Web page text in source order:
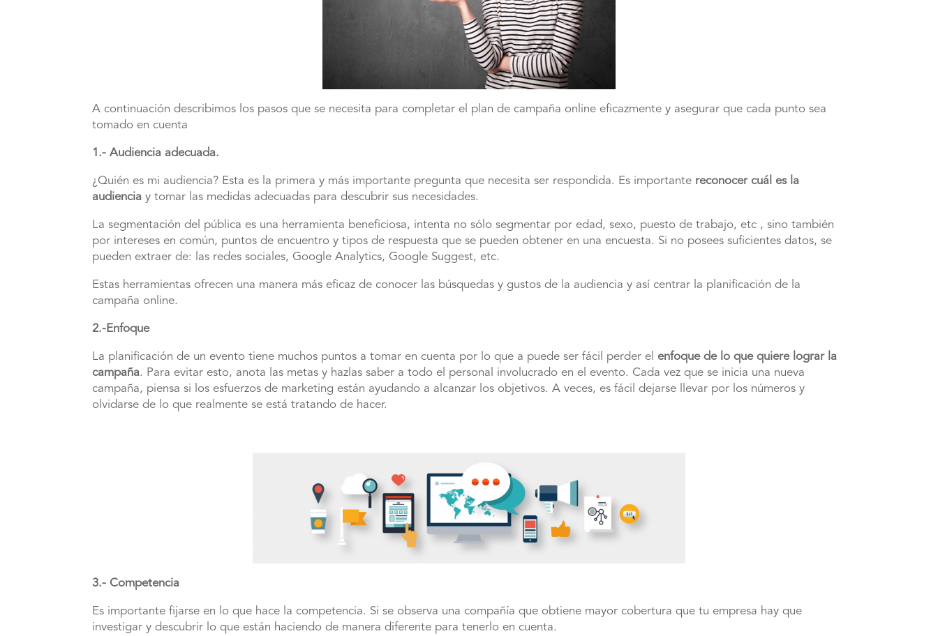
A continuación describimos los pasos que se necesita para completar el plan de campaña online eficazmente y asegurar que cada punto sea
tomado en cuenta
1.- Audiencia adecuada.
¿Quién es mi audiencia? Esta es la primera y más importante pregunta que necesita ser respondida. Es importante reconocer cuál es la
audiencia y tomar las medidas adecuadas para descubrir sus necesidades.
La segmentación del pública es una herramienta beneficiosa, intenta no sólo segmentar por edad, sexo, puesto de trabajo, etc , sino también
por intereses en común, puntos de encuentro y tipos de respuesta que se pueden obtener en una encuesta. Si no posees suficientes datos, se
pueden extraer de: las redes sociales, Google Analytics, Google Suggest, etc.
Estas herramientas ofrecen una manera más eficaz de conocer las búsquedas y gustos de la audiencia y así centrar la planificación de la
campaña online.
2.-Enfoque
La planificación de un evento tiene muchos puntos a tomar en cuenta por lo que a puede ser fácil perder el enfoque de lo que quiere lograr la
campaña. Para evitar esto, anota las metas y hazlas saber a todo el personal involucrado en el evento. Cada vez que se inicia una nueva
campaña, piensa si los esfuerzos de marketing están ayudando a alcanzar los objetivos. A veces, es fácil dejarse llevar por los números y
olvidarse de lo que realmente se está tratando de hacer.
3.- Competencia
Es importante fijarse en lo que hace la competencia. Si se observa una compañía que obtiene mayor cobertura que tu empresa hay que
investigar y descubrir lo que están haciendo de manera diferente para tenerlo en cuenta.